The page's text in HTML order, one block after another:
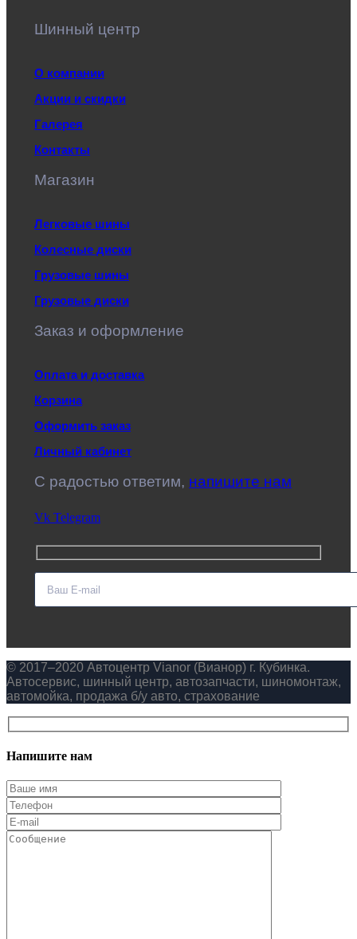
Шинный центр
О компании
Акции и скидки
Галерея
Контакты
Магазин
Легковые шины
Колесные диски
Грузовые шины
Грузовые диски
Заказ и оформление
Оплата и доставка
Корзина
Оформить заказ
Личный кабинет
C радостью ответим, напишите нам
Vk Telegram
© 2017–2020 Автоцентр Vianor (Вианор) г. Кубинка.
Автосервис, шинный центр, автозапчасти, шиномонтаж,
автомойка, продажа б/у авто, страхование
Напишите нам